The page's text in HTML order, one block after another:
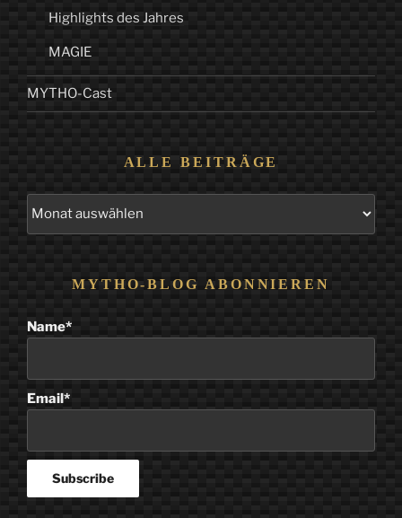
Highlights des Jahres
MAGIE
MYTHO-Cast
ALLE BEITRÄGE
MYTHO-BLOG ABONNIEREN
Name*
Email*